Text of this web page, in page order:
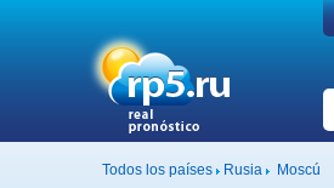
Todos los países Rusia Moscú